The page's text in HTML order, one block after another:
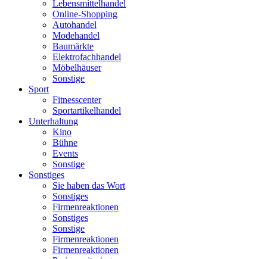
Lebensmittelhandel
Online-Shopping
Autohandel
Modehandel
Baumärkte
Elektrofachhandel
Möbelhäuser
Sonstige
Sport
Fitnesscenter
Sportartikelhandel
Unterhaltung
Kino
Bühne
Events
Sonstige
Sonstiges
Sie haben das Wort
Sonstiges
Firmenreaktionen
Sonstiges
Sonstige
Firmenreaktionen
Firmenreaktionen